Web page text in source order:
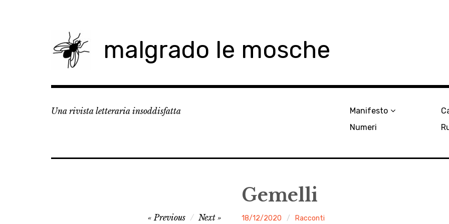
malgrado le mosche
Una rivista letteraria insoddisfatta
Manifesto
Numeri
Gemelli
malgrado
18/12/2020 Racconti
Previous Next